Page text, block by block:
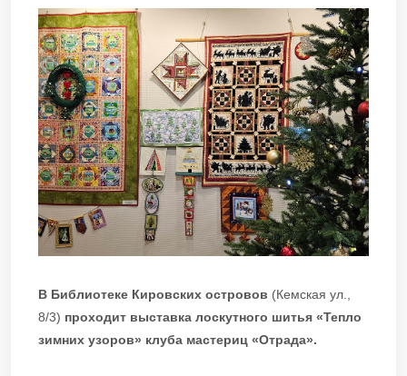
В Библиотеке Кировских островов (Кемская ул.,
8/3) проходит выставка лоскутного шитья «Тепло
зимних узоров» клуба мастериц «Отрада».